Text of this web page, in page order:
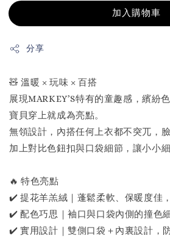
加入購物車
分享
🧸 溫暖 × 玩味 × 百搭
展現MARKEY’S特有的童趣感，繽紛
寶貝穿上就成為亮點。
無領設計，內搭任何上衣都不突兀，
加上對比色鈕扣與口袋細節，讓小小
🔥 特色亮點
✔️ 提花羊羔絨｜蓬鬆柔軟、保暖度佳
✔️ 配色巧思｜袖口與口袋內側的撞色
✔️ 實用設計｜雙側口袋＋內裏設計，